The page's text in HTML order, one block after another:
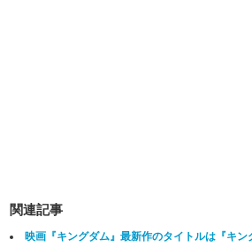
関連記事
映画『キングダム』最新作のタイトルは『キン